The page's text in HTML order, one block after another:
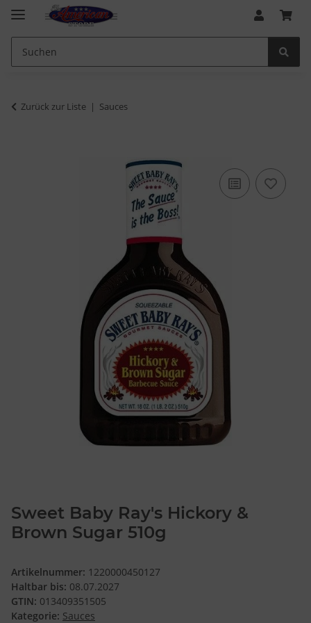
Zurück zur Liste Sauces
Sweet Baby Ray's Hickory &
Brown Sugar 510g
Artikelnummer: 1220000450127
Haltbar bis: 08.07.2027
GTIN: 013409351505
Kategorie: Sauces